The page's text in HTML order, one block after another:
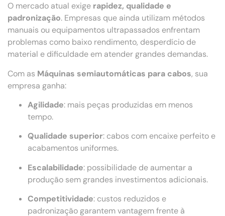
O mercado atual exige rapidez, qualidade e
padronização. Empresas que ainda utilizam métodos
manuais ou equipamentos ultrapassados enfrentam
problemas como baixo rendimento, desperdício de
material e dificuldade em atender grandes demandas.
Com as Máquinas semiautomáticas para cabos, sua
empresa ganha:
Agilidade: mais peças produzidas em menos
tempo.
Qualidade superior: cabos com encaixe perfeito e
acabamentos uniformes.
Escalabilidade: possibilidade de aumentar a
produção sem grandes investimentos adicionais.
Competitividade: custos reduzidos e
padronização garantem vantagem frente à